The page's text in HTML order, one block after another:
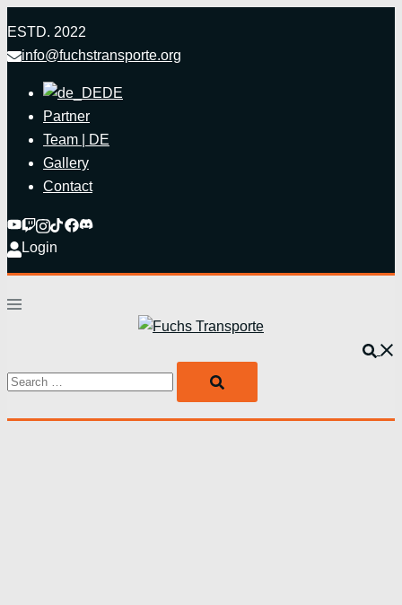
Inhalt
springen
ESTD. 2022
info@fuchstransporte.org
DE
Partner
Team | DE
Gallery
Contact
Login
Menü
Suche
Search…